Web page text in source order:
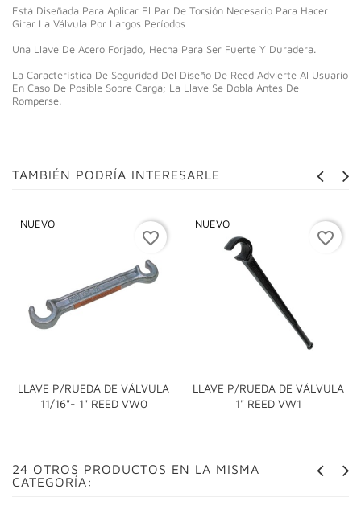
Está Diseñada Para Aplicar El Par De Torsión Necesario Para Hacer
Girar La Válvula Por Largos Períodos
Una Llave De Acero Forjado, Hecha Para Ser Fuerte Y Duradera.
La Característica De Seguridad Del Diseño De Reed Advierte Al Usuario
En Caso De Posible Sobre Carga; La Llave Se Dobla Antes De
Romperse.
TAMBIÉN PODRÍA INTERESARLE
LLAVE P/RUEDA DE VÁLVULA
11/16"- 1" REED VW0
NUEVO
favorite_border
LLAVE P/RUEDA DE VÁLVULA
1" REED VW1
NUEVO
favorite_border
24 OTROS PRODUCTOS EN LA MISMA
CATEGORÍA: